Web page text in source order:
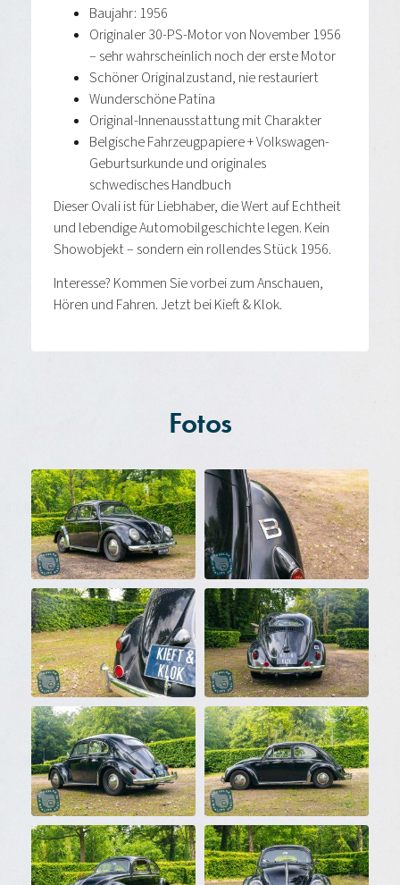
Baujahr: 1956
Originaler 30-PS-Motor von November 1956
– sehr wahrscheinlich noch der erste Motor
Schöner Originalzustand, nie restauriert
Wunderschöne Patina
Original-Innenausstattung mit Charakter
Belgische Fahrzeugpapiere + Volkswagen-
Geburtsurkunde und originales
schwedisches Handbuch
Dieser Ovali ist für Liebhaber, die Wert auf Echtheit
und lebendige Automobilgeschichte legen. Kein
Showobjekt – sondern ein rollendes Stück 1956.
Interesse? Kommen Sie vorbei zum Anschauen,
Hören und Fahren. Jetzt bei Kieft & Klok.
Fotos